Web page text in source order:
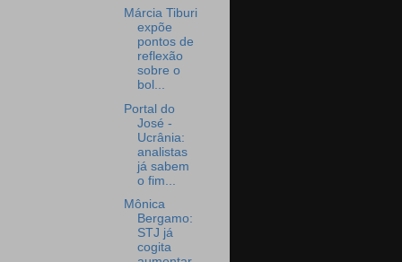
Márcia Tiburi
expõe
pontos de
reflexão
sobre o
bol...
Portal do
José -
Ucrânia:
analistas
já sabem
o fim...
Mônica
Bergamo:
STJ já
cogita